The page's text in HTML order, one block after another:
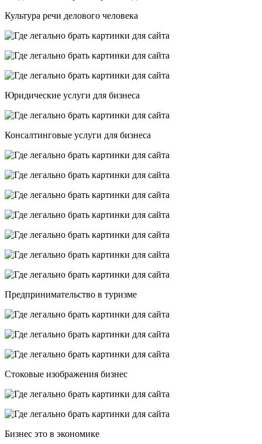
Культура речи делового человека
Юридические услуги для бизнеса
Консалтинговые услуги для бизнеса
Предпринимательство в туризме
Стоковые изображения бизнес
Бизнес это в экономике